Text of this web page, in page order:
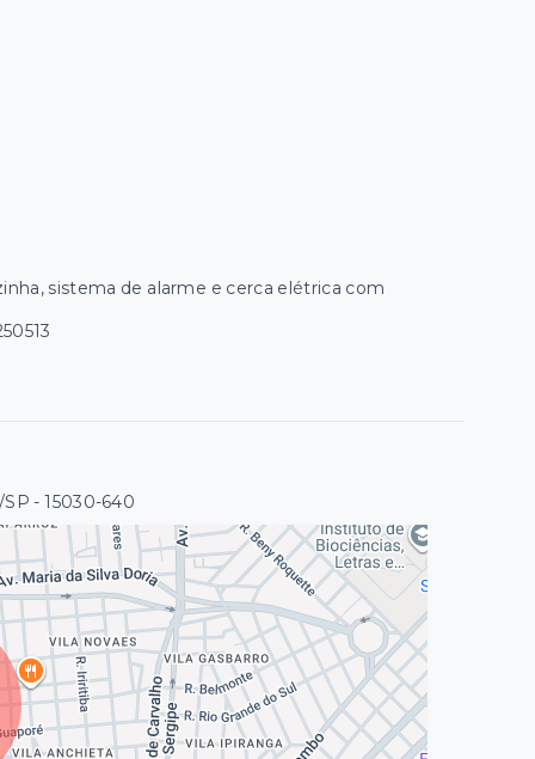
sistema de alarme e cerca elétrica com
- 15030-640